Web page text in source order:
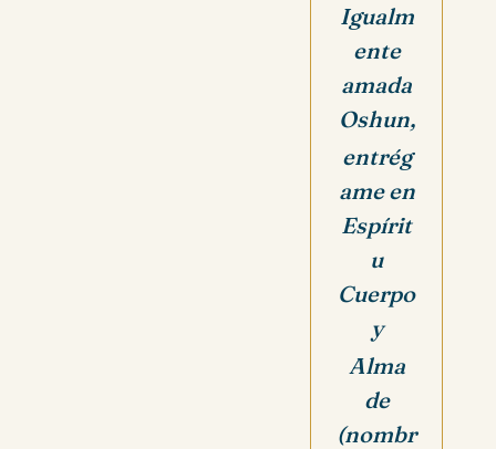
Igualm
ente
amada
Oshun,
entrég
ame en
Espírit
u
Cuerpo
y
Alma
de
(nombr